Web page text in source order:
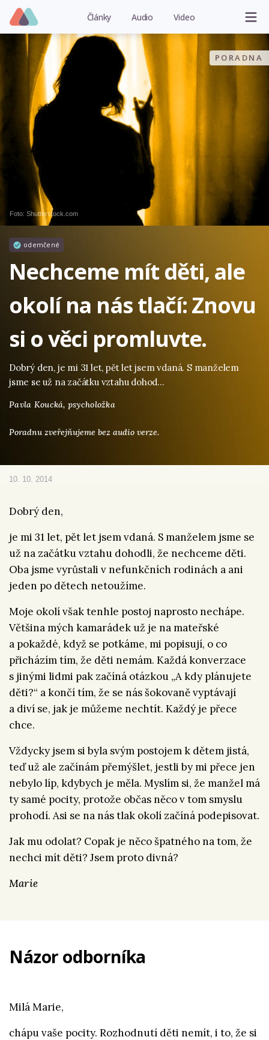
Články Audio Video
PORADNA
Foto: Shutterstock.com
odemčené
Nechceme mít děti, ale
okolí na nás tlačí: Znovu
si o věci promluvte.
Dobrý den, je mi 31 let, pět let jsem vdaná. S manželem
jsme se už na začátku vztahu dohod…
Pavla Koucká, psycholožka
Poradnu zveřejňujeme bez audio verze.
10. 10. 2014
Dobrý den,
je mi 31 let, pět let jsem vdaná. S manželem jsme se
už na začátku vztahu dohodli, že nechceme děti.
Oba jsme vyrůstali v nefunkčních rodinách a ani
jeden po dětech netoužíme.
Moje okolí však tenhle postoj naprosto nechápe.
Většina mých kamarádek už je na mateřské
a pokaždé, když se potkáme, mi popisují, o co
přicházím tím, že děti nemám. Každá konverzace
s jinými lidmi pak začíná otázkou „A kdy plánujete
děti?“ a končí tím, že se nás šokovaně vyptávají
a diví se, jak je můžeme nechtít. Každý je přece
chce.
Vždycky jsem si byla svým postojem k dětem jistá,
teď už ale začínám přemýšlet, jestli by mi přece jen
nebylo líp, kdybych je měla. Myslím si, že manžel má
ty samé pocity, protože občas něco v tom smyslu
prohodí. Asi se na nás tlak okolí začíná podepisovat.
Jak mu odolat? Copak je něco špatného na tom, že
nechci mít děti? Jsem proto divná?
Marie
Názor odborníka
Milá Marie,
chápu vaše pocity. Rozhodnutí děti nemít, i to, že si